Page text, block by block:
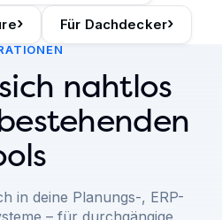
› Für Dachdecker›
nahtlos
in deine Planungs-, ERP-
– für durchgängige